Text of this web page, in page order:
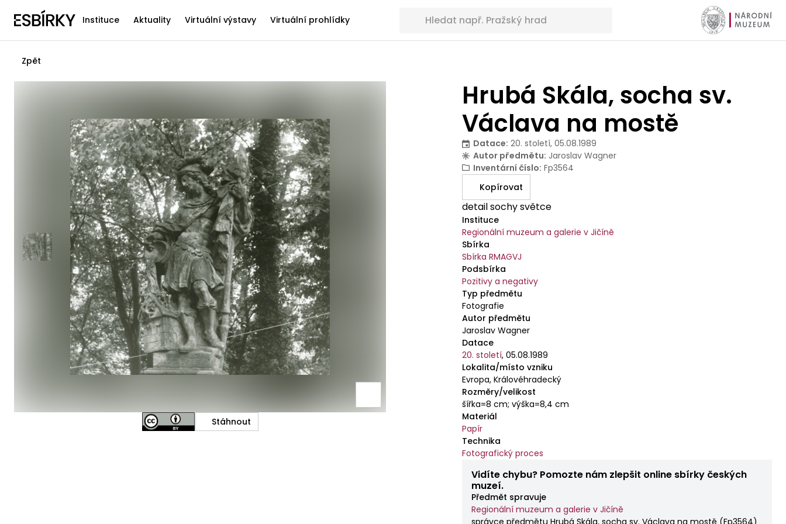
Instituce Aktuality Virtuální výstavy Virtuální prohlídky
Zpět
Hrubá Skála, socha sv.
Václava na mostě
Datace: 20. století, 05.08.1989
Autor předmětu: Jaroslav Wagner
Inventární číslo: Fp3564
Kopírovat
detail sochy světce
Instituce
Regionální muzeum a galerie v Jičíně
Sbírka
Sbírka RMAGVJ
Podsbírka
Pozitivy a negativy
Typ předmětu
Fotografie
Autor předmětu
Jaroslav Wagner
Datace
20. století,05.08.1989
Lokalita/místo vzniku
Evropa, Královéhradecký
Rozměry/velikost
šířka=8 cm; výška=8,4 cm
Materiál
Papír
Technika
Fotografický proces
Vidíte chybu? Pomozte nám zlepšit online sbírky českých
muzeí.
Předmět spravuje
Regionální muzeum a galerie v Jičíně
správce předmětu Hrubá Skála, socha sv. Václava na mostě (Fp3564)
Stáhnout